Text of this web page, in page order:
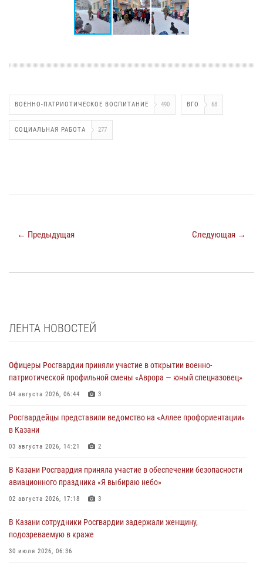
ВОЕННО-ПАТРИОТИЧЕСКОЕ ВОСПИТАНИЕ 490 ВГО 68
СОЦИАЛЬНАЯ РАБОТА 277
← Предыдущая Следующая →
ЛЕНТА НОВОСТЕЙ
Офицеры Росгвардии приняли участие в открытии военно-
патриотической профильной смены «Аврора — юный спецназовец»
04 августа 2026, 06:44 3
Росгвардейцы представили ведомство на «Аллее профориентации»
в Казани
03 августа 2026, 14:21 2
В Казани Росгвардия приняла участие в обеспечении безопасности
авиационного праздника «Я выбираю небо»
02 августа 2026, 17:18 3
В Казани сотрудники Росгвардии задержали женщину,
подозреваемую в краже
30 июля 2026, 06:36